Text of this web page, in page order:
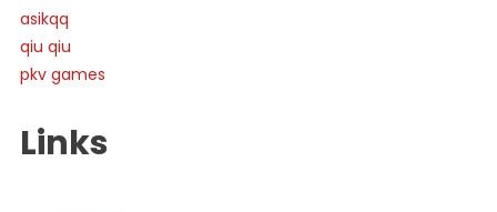
asikqq
qiu qiu
pkv games
Links